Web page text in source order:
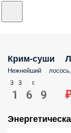
Крим-суши
Нежнейший
33 г.
169